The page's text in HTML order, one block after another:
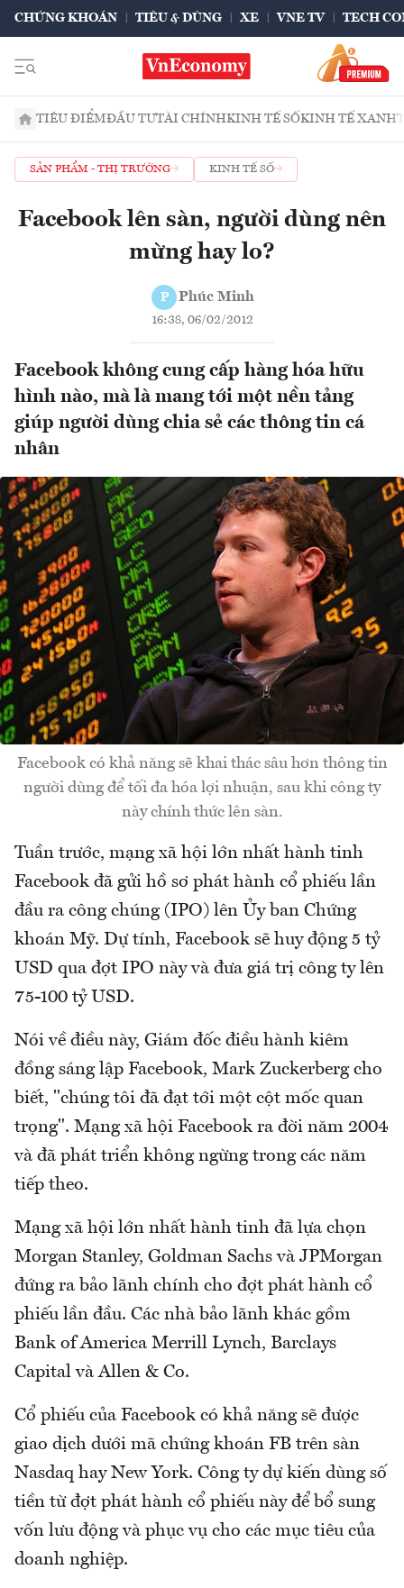
CHỨNG KHOÁN TIÊU & DÙNG XE VNE TV TECH
TIÊU ĐIỂMĐẦU TƯTÀI CHÍNHKINH TẾ SỐKINH TẾ XANH
SẢN PHẨM - THỊ TRƯỜNG KINH TẾ SỐ
Facebook lên sàn, người dùng nên
mừng hay lo?
P Phúc Minh
16:38, 06/02/2012
Facebook không cung cấp hàng hóa hữu
hình nào, mà là mang tới một nền tảng
giúp người dùng chia sẻ các thông tin cá
nhân
Facebook có khả năng sẽ khai thác sâu hơn thông tin
người dùng để tối đa hóa lợi nhuận, sau khi công ty
này chính thức lên sàn.
Tuần trước, mạng xã hội lớn nhất hành tinh
Facebook đã gửi hồ sơ phát hành cổ phiếu lần
đầu ra công chúng (IPO) lên Ủy ban Chứng
khoán Mỹ. Dự tính, Facebook sẽ huy động 5 tỷ
USD qua đợt IPO này và đưa giá trị công ty lên
75-100 tỷ USD.
Nói về điều này, Giám đốc điều hành kiêm
đồng sáng lập Facebook, Mark Zuckerberg cho
biết, "chúng tôi đã đạt tới một cột mốc quan
trọng". Mạng xã hội Facebook ra đời năm 2004
và đã phát triển không ngừng trong các năm
tiếp theo.
Mạng xã hội lớn nhất hành tinh đã lựa chọn
Morgan Stanley, Goldman Sachs và JPMorgan
đứng ra bảo lãnh chính cho đợt phát hành cổ
phiếu lần đầu. Các nhà bảo lãnh khác gồm
Bank of America Merrill Lynch, Barclays
Capital và Allen & Co.
Cổ phiếu của Facebook có khả năng sẽ được
giao dịch dưới mã chứng khoán FB trên sàn
Nasdaq hay New York. Công ty dự kiến dùng số
tiền từ đợt phát hành cổ phiếu này để bổ sung
vốn lưu động và phục vụ cho các mục tiêu của
doanh nghiệp.